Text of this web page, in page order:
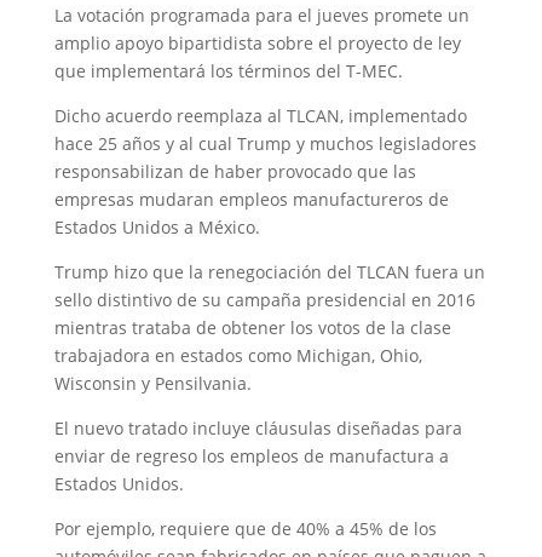
La votación programada para el jueves promete un
amplio apoyo bipartidista sobre el proyecto de ley
que implementará los términos del T-MEC.
Dicho acuerdo reemplaza al TLCAN, implementado
hace 25 años y al cual Trump y muchos legisladores
responsabilizan de haber provocado que las
empresas mudaran empleos manufactureros de
Estados Unidos a México.
Trump hizo que la renegociación del TLCAN fuera un
sello distintivo de su campaña presidencial en 2016
mientras trataba de obtener los votos de la clase
trabajadora en estados como Michigan, Ohio,
Wisconsin y Pensilvania.
El nuevo tratado incluye cláusulas diseñadas para
enviar de regreso los empleos de manufactura a
Estados Unidos.
Por ejemplo, requiere que de 40% a 45% de los